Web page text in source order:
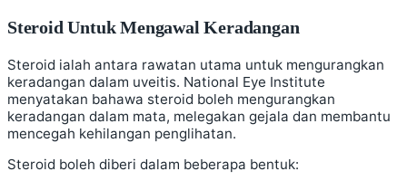
Steroid Untuk Mengawal Keradangan
Steroid ialah antara rawatan utama untuk mengurangkan
keradangan dalam uveitis. National Eye Institute
menyatakan bahawa steroid boleh mengurangkan
keradangan dalam mata, melegakan gejala dan membantu
mencegah kehilangan penglihatan.
Steroid boleh diberi dalam beberapa bentuk: